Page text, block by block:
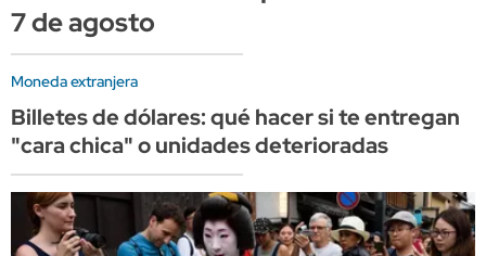
7 de agosto
Moneda extranjera
Billetes de dólares: qué hacer si te entregan
"cara chica" o unidades deterioradas